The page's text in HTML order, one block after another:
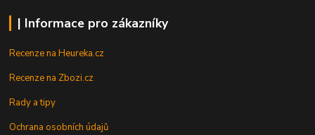
| Informace pro zákazníky
Recenze na Heureka.cz
Recenze na Zbozi.cz
Rady a tipy
Ochrana osobních údajů